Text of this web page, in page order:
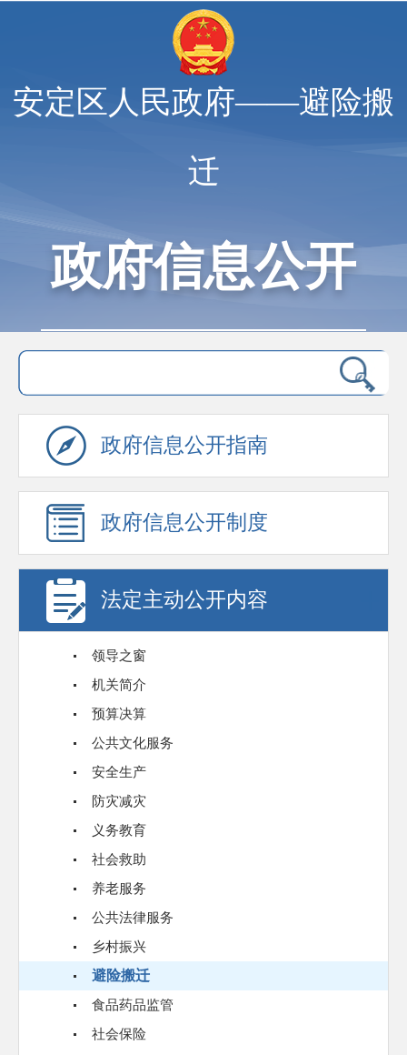
安定区人民政府——避险搬
迁
政府信息公开
政府信息公开指南
政府信息公开制度
法定主动公开内容
领导之窗
机关简介
预算决算
公共文化服务
安全生产
防灾减灾
义务教育
社会救助
养老服务
公共法律服务
乡村振兴
避险搬迁
食品药品监管
社会保险